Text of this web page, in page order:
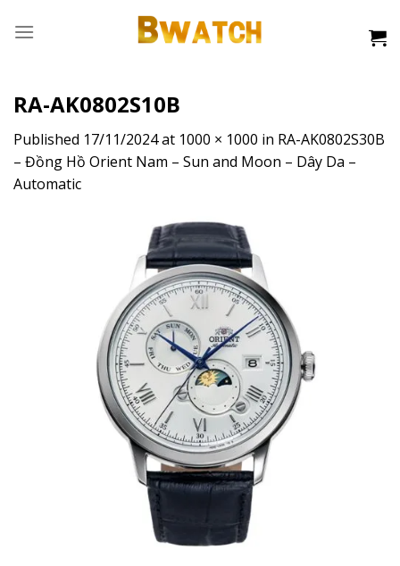
RA-AK0802S10B
Published 17/11/2024at 1000 × 1000 in RA-AK0802S30B
– Đồng Hồ Orient Nam – Sun and Moon – Dây Da –
Automatic